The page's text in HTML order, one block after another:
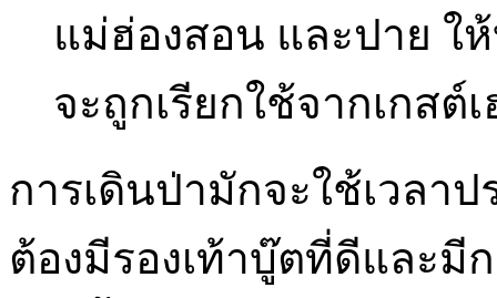
แม่ฮ่องสอน และปาย ใ
จะถูกเรียกใช้จากเกสต์
การเดินป่ามักจะใช้เวล
ต้องมีรองเท้าบู๊ตที่ดีและมี